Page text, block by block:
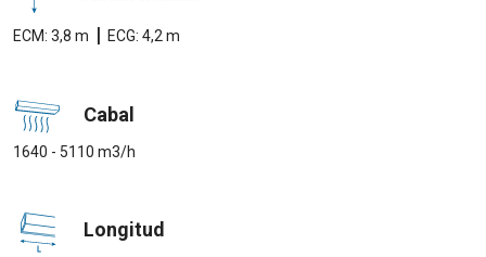
ECM: 3,8 m | ECG: 4,2 m
Cabal
1640 - 5110 m3/h
Longitud